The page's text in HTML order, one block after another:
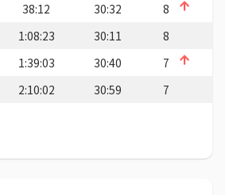
38:12 30:32
8
1:08:23 30:11
8
1:39:03 30:40
7
2:10:02 30:59 7